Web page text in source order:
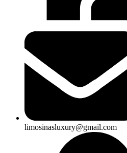
limosinasluxury@gmail.com